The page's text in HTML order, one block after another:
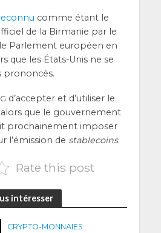
comme étant le
de la Bir­ma­nie par le
Par­le­ment euro­péen en
que les États-Unis ne se
prononcés.
d’ac­cep­ter et d’u­ti­li­ser le
que le gou­ver­ne­ment
pro­chai­ne­ment impo­ser
l’é­mis­sion de sta­ble­coins.
Rate this post
intéresser
CRYPTO-MONNAIES